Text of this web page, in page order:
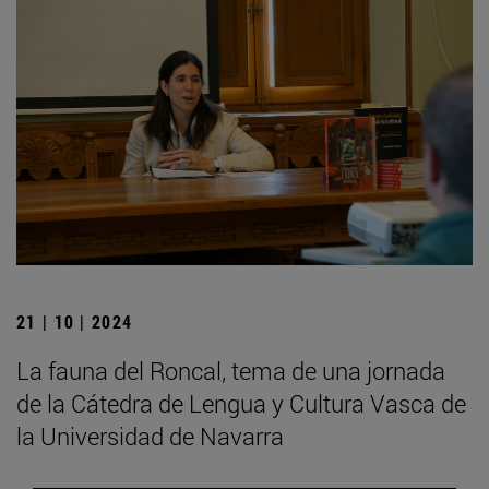
21 | 10 | 2024
La fauna del Roncal, tema de una jornada
de la Cátedra de Lengua y Cultura Vasca de
la Universidad de Navarra